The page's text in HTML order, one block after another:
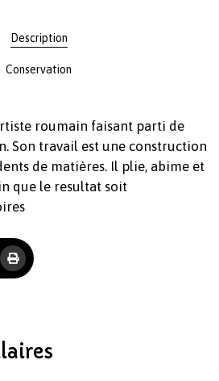
est vide.
Description
Conservation
roumain faisant parti de
Son travail est une construction
de matières. Il plie, abime et
que le resultat soit